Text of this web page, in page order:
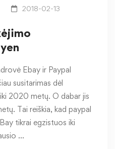
2018-02-13
Ebay ir Paypal
susitarimas dėl
2020 metų. O dabar jis
Tai reiškia, kad paypal
tikrai egzistuos iki
…